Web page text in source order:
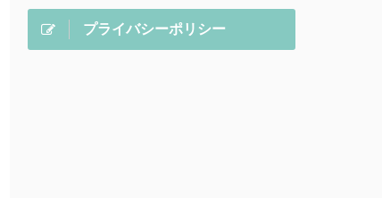
プライバシーポリシー